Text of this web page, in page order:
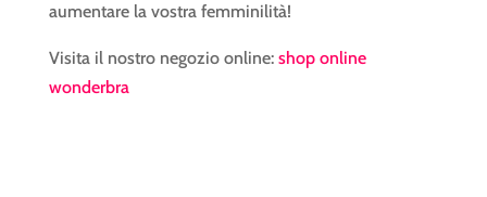
aumentare la vostra femminilità!
Visita il nostro negozio online: shop online
wonderbra